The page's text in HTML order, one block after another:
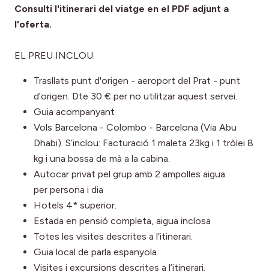
Consulti l'itinerari del viatge en el PDF adjunt a
l'oferta.
EL PREU INCLOU:
Trasllats punt d'origen - aeroport del Prat - punt
d'origen. Dte 30 € per no utilitzar aquest servei.
Guia acompanyant
Vols Barcelona - Colombo - Barcelona (Via Abu
Dhabi). S’inclou: Facturació 1 maleta 23kg i 1 tròlei 8
kg i una bossa de mà a la cabina.
Autocar privat pel grup amb 2 ampolles aigua
per persona i dia
Hotels 4* superior.
Estada en pensió completa, aigua inclosa
Totes les visites descrites a l’itinerari.
Guia local de parla espanyola
Visites i excursions descrites a l’itinerari.